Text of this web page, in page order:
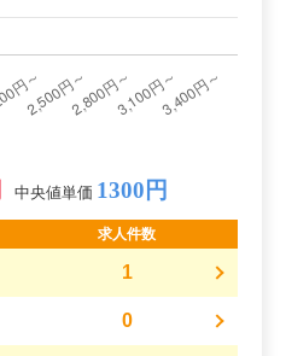
中央値単価 1300円
求人件数
1
0